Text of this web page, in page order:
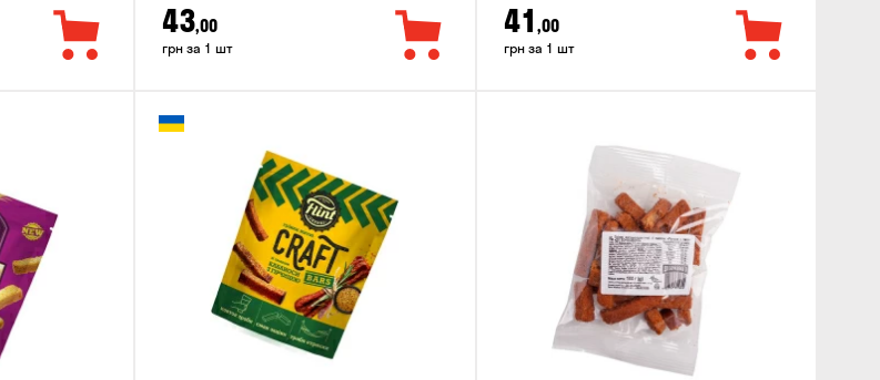
43,00
грн за 1 шт
41 ,00
грн за 1 шт